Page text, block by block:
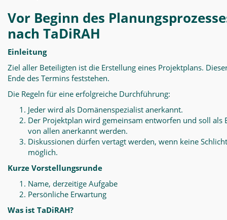
Vor Beginn des
nach TaDiRAH
Einleitung
Ziel aller Beteiligten ist die Erstellung eines Projektplans.
Ende des Termins feststehen.
Die Regeln für eine erfolgreiche Durchführung:
Jeder wird als Domänenspezialist anerkannt.
Der Projektplan wird gemeinsam entworfen und soll als
von allen anerkannt werden.
Diskussionen dürfen vertagt werden, wenn keine
möglich.
Kurze Vorstellungsrunde
Name, derzeitige Aufgabe
Persönliche Erwartung
Was ist TaDiRAH?